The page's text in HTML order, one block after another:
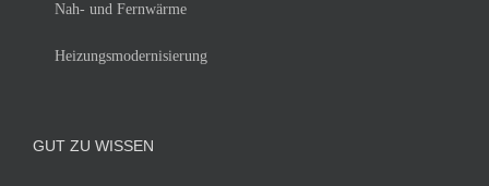
Nah- und Fernwärme
Heizungsmodernisierung
GUT ZU WISSEN